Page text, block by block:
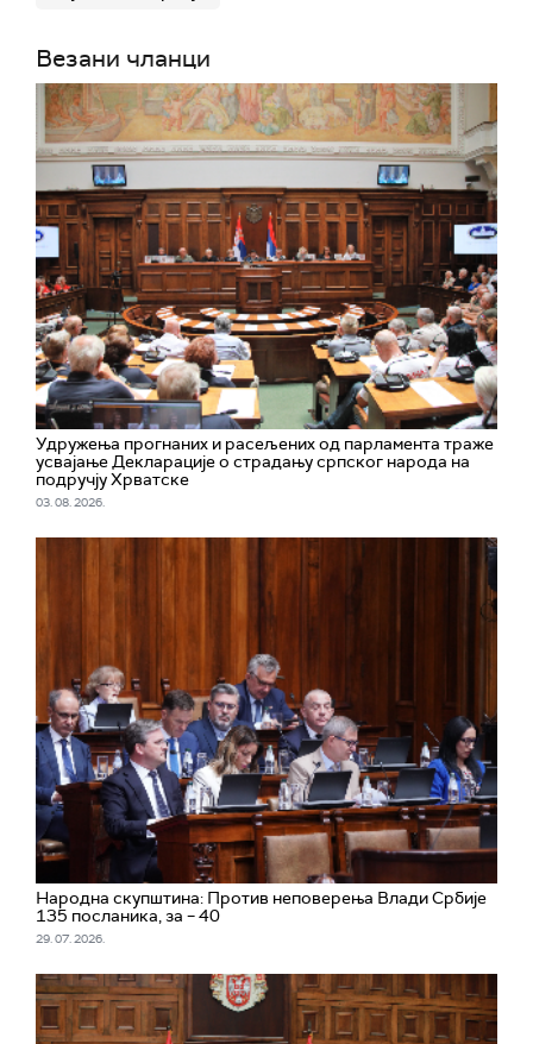
Везани чланци
Удружења прогнаних и расељених од парламента траже
усвајање Декларације о страдању српског народа на
подручју Хрватске
03. 08. 2026.
Народна скупштина: Против неповерења Влади Србије
135 посланика, за – 40
29. 07. 2026.